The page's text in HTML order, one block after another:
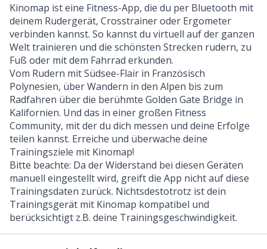
Kinomap ist eine Fitness-App, die du per Bluetooth mit
deinem Rudergerät, Crosstrainer oder Ergometer
verbinden kannst. So kannst du virtuell auf der ganzen
Welt trainieren und die schönsten Strecken rudern, zu
Fuß oder mit dem Fahrrad erkunden.
Vom Rudern mit Südsee-Flair in Französisch
Polynesien, über Wandern in den Alpen bis zum
Radfahren über die berühmte Golden Gate Bridge in
Kalifornien. Und das in einer großen Fitness
Community, mit der du dich messen und deine Erfolge
teilen kannst. Erreiche und überwache deine
Trainingsziele mit Kinomap!
Bitte beachte: Da der Widerstand bei diesen Geräten
manuell eingestellt wird, greift die App nicht auf diese
Trainingsdaten zurück. Nichtsdestotrotz ist dein
Trainingsgerät mit Kinomap kompatibel und
berücksichtigt z.B. deine Trainingsgeschwindigkeit.